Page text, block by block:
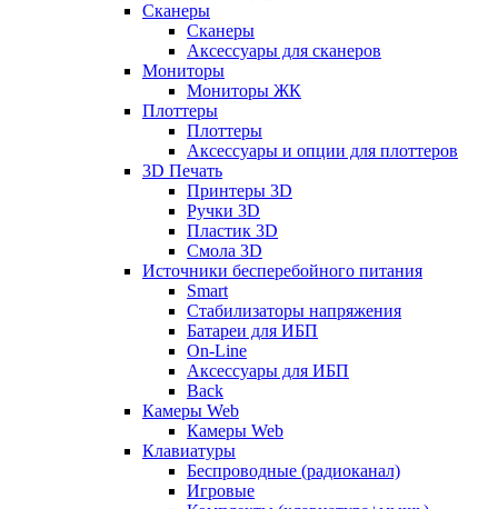
Сканеры
Сканеры
Аксессуары для сканеров
Мониторы
Мониторы ЖК
Плоттеры
Плоттеры
Аксессуары и опции для плоттеров
3D Печать
Принтеры 3D
Ручки 3D
Пластик 3D
Смола 3D
Источники бесперебойного питания
Smart
Стабилизаторы напряжения
Батареи для ИБП
On-Line
Аксессуары для ИБП
Back
Камеры Web
Камеры Web
Клавиатуры
Беспроводные (радиоканал)
Игровые